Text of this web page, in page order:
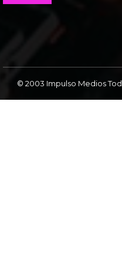
© 2003 Impulso Medios